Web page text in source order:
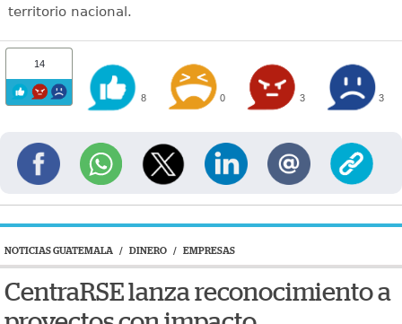
territorio nacional.
14
8 0 3 3
NOTICIAS GUATEMALA / DINERO / EMPRESAS
CentraRSE lanza reconocimiento a